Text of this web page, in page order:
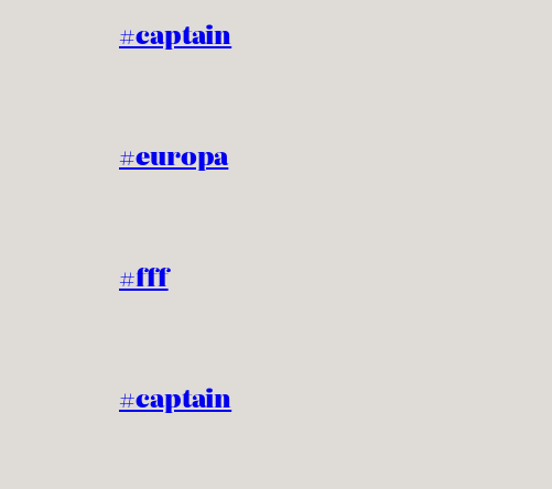
#captain
#europa
#fff
#captain